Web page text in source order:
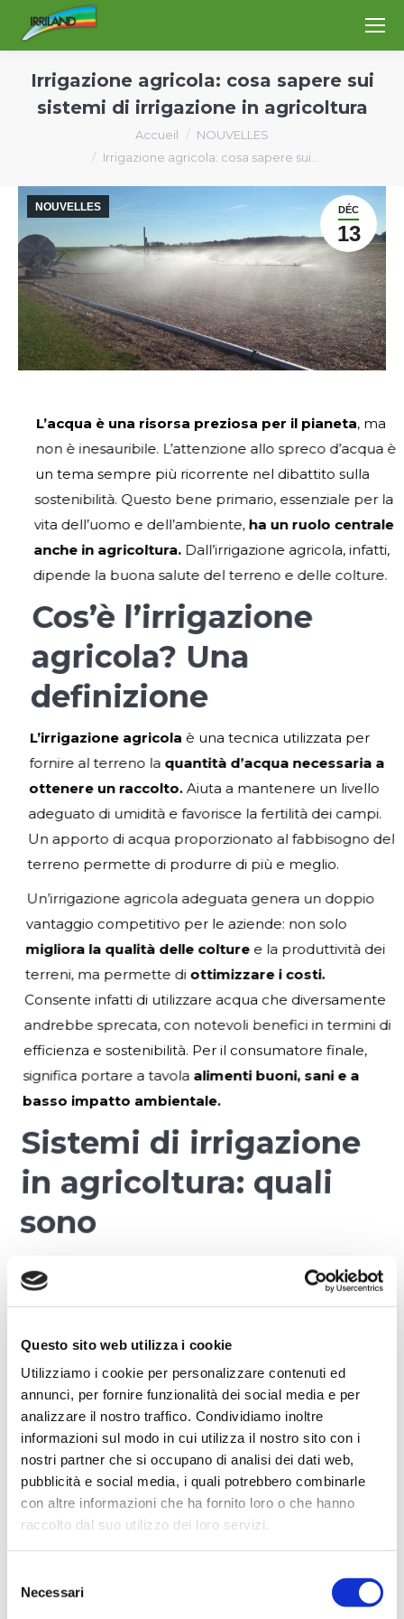
Questo sito web utilizza i cookie
Utilizziamo i cookie per personalizzare contenuti ed
annunci, per fornire funzionalità dei social media e per
analizzare il nostro traffico. Condividiamo inoltre
informazioni sul modo in cui utilizza il nostro sito con i
nostri partner che si occupano di analisi dei dati web,
pubblicità e social media, i quali potrebbero combinarle
con altre informazioni che ha fornito loro o che hanno
raccolto dal suo utilizzo dei loro servizi.
delNecessari
Irrigazione agricola: cosa sapere sui
sistemi di irrigazione in agricoltura
Accueil
NOUVELLES
Irrigazione agricola: cosa sapere sui…
DÉC
13
NOUVELLES
L’acqua è una risorsa preziosa per il pianeta, ma
non è inesauribile. L’attenzione allo spreco d’acqua è
un tema sempre più ricorrente nel dibattito sulla
sostenibilità. Questo bene primario, essenziale per la
vita dell’uomo e dell’ambiente,ha un ruolo centrale
anche in agricoltura.Dall’irrigazione agricola, infatti,
dipende la buona salute del terreno e delle colture.
Cos’è l’irrigazione
agricola? Una
definizione
L’irrigazione agricola è una tecnica utilizzata per
fornire al terreno laquantità d’acqua necessaria a
ottenere un raccolto.Aiuta a mantenere un livello
adeguato di umidità e favorisce la fertilità dei campi.
Un apporto di acqua proporzionato al fabbisogno del
terreno permette di produrre di più e meglio.
Un’irrigazione agricola adeguata genera un doppio
vantaggio competitivo per le aziende: non solo
migliora la qualità delle colturee la produttività dei
terreni, ma permette di ottimizzare i costi.
Consente infatti di utilizzare acqua che diversamente
andrebbe sprecata, con notevoli benefici in termini di
efficienza e sostenibilità. Per il consumatore finale,
significa portare a tavolaalimenti buoni, sani e a
basso impatto ambientale.
Sistemi di irrigazione
in agricoltura: quali
sono
impiegati per controllare l’acqua, l’umidità del suolo e
permesso di sviluppare tecniche di irrigazione
agricola sempre più efficienti e precise. Vediamone
alcune.
L’irrigazione di superficieconsiste nel
coperta d’acqua per periodi più o meno lunghi.
Questa tecnica richiede grandi quantitativi d’acqua.
L’irrigazione agricola per scorrimento
sottopone il terreno a un getto d’acqua costante e
foraggere.